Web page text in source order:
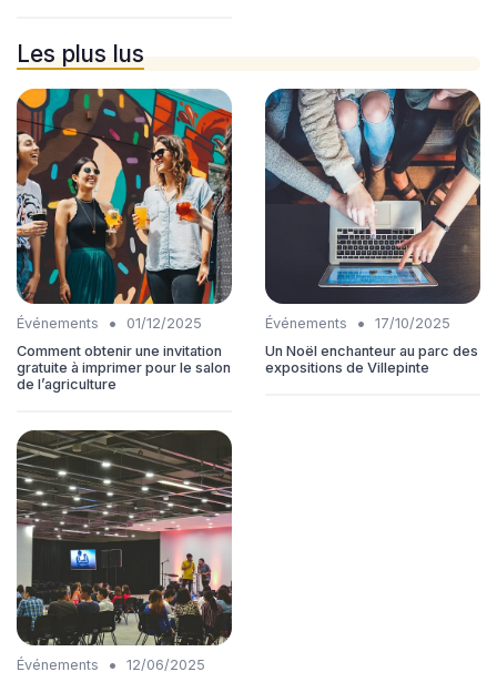
Les plus lus
Événements •
01/12/2025
Comment obtenir une invitation
gratuite à imprimer pour le salon
de l’agriculture
Événements •
17/10/2025
Un Noël enchanteur au parc des
expositions de Villepinte
Événements •
12/06/2025